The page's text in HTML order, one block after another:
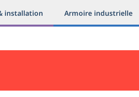
installation Armoire industrielle